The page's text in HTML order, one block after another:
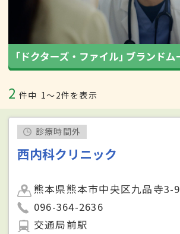
2 件中 1〜2件を表示
診療時間外
西内科クリニック
熊本県熊本市中央区九品寺3-
096-364-2636
交通局前駅